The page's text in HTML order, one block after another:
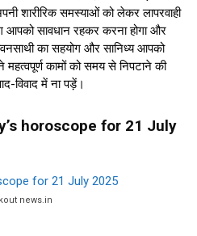
शारीरिक समस्याओं को लेकर लापरवाही
आपको सावधान रहकर करना होगा और
का सहयोग और सानिध्य आपको
कामों को समय से निपटाने की
विवाद में ना पड़ें।
horoscope for 21 July
news.in